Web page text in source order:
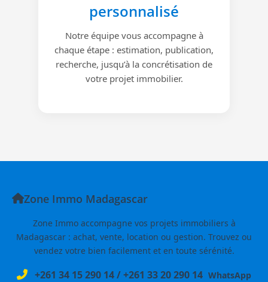
personnalisé
Notre équipe vous accompagne à
chaque étape : estimation, publication,
recherche, jusqu’à la concrétisation de
votre projet immobilier.
Zone Immo Madagascar
Zone Immo accompagne vos projets immobiliers à
Madagascar : achat, vente, location ou gestion. Trouvez ou
vendez votre bien facilement et en toute sérénité.
+261 34 15 290 14/+261 33 20 290 14 WhatsApp